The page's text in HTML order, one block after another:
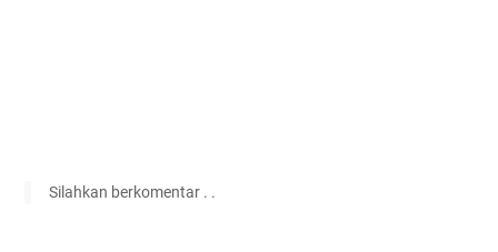
Silahkan berkomentar . .